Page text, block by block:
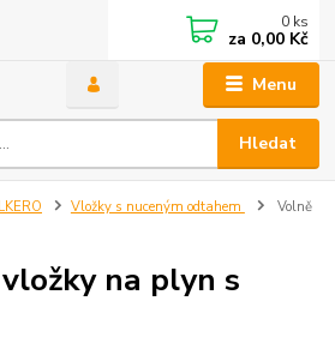
Menu
Hledat
0 ks
za 0,00 Kč
Vložky s nuceným odtahem
Volně
na plyn s